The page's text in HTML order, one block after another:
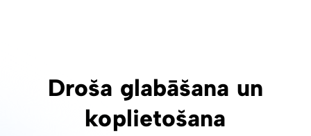
Droša glabāšana un
koplietošana